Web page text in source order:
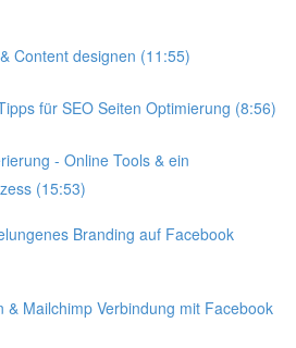
Content designen (11:55)
für SEO Seiten Optimierung (8:56)
- Online Tools & ein
(15:53)
Branding auf Facebook
& Mailchimp Verbindung mit Facebook